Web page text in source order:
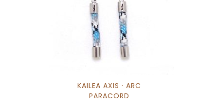
KAILEA AXIS · ARC
PARACORD